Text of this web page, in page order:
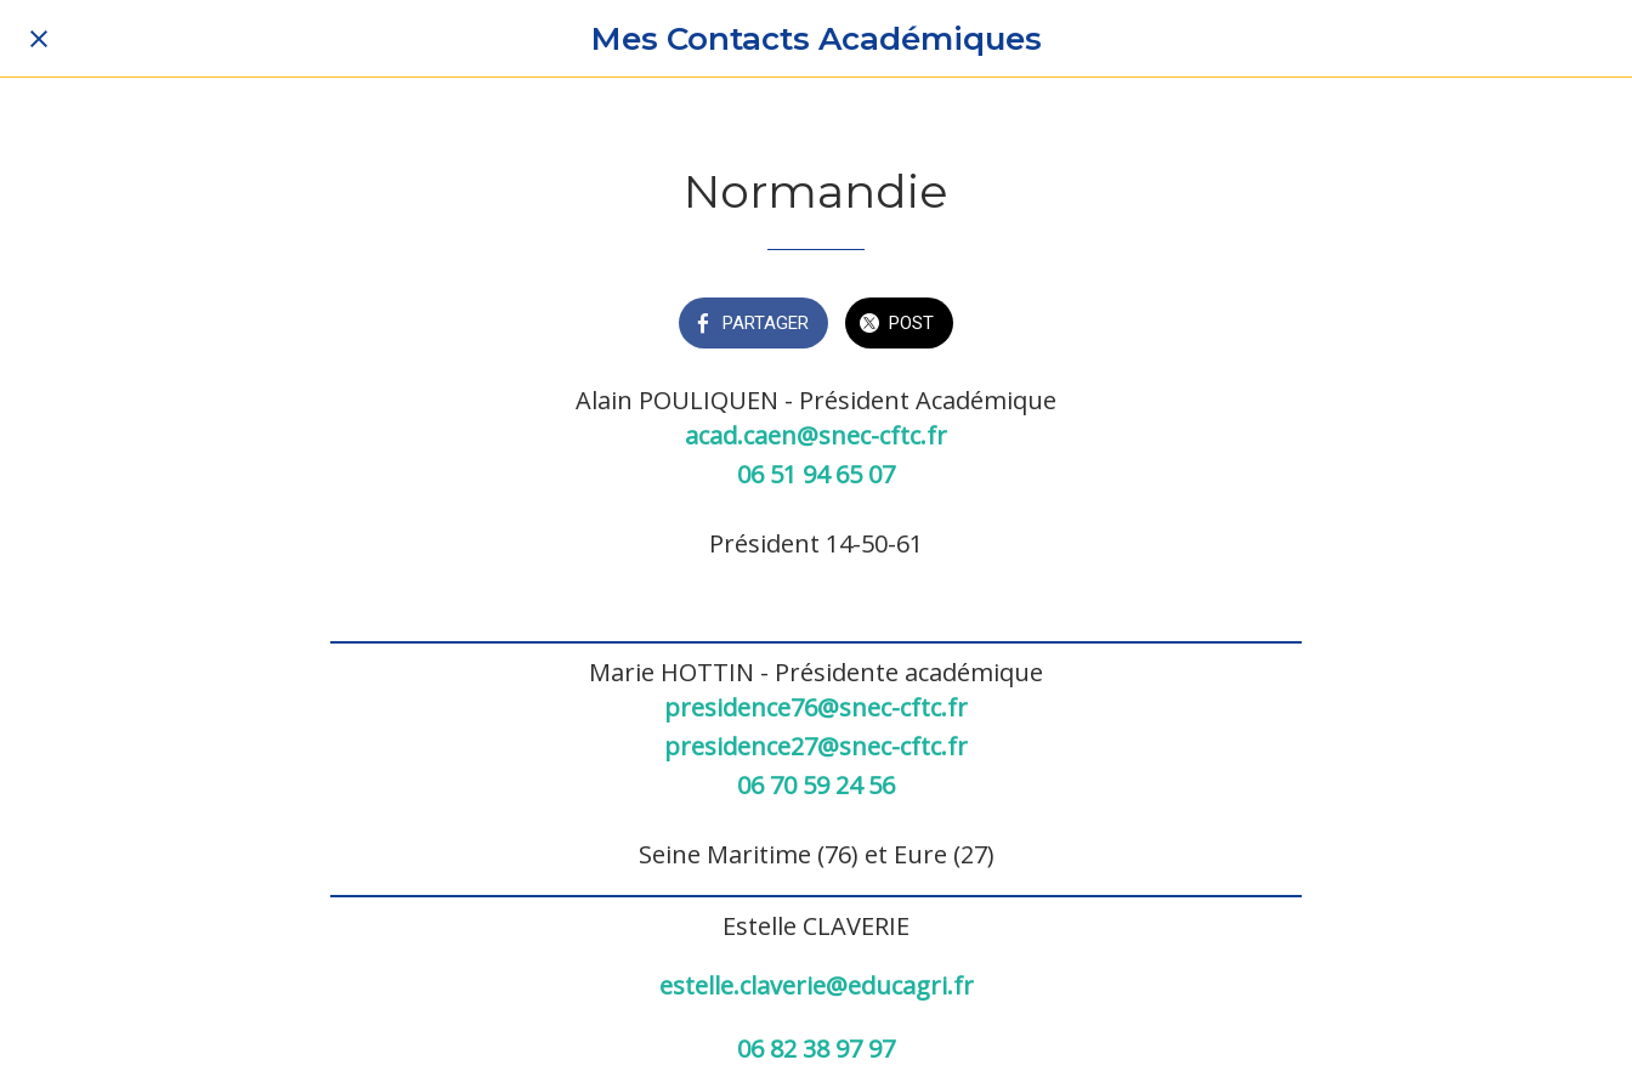
Mes Contacts Académiques
Normandie
PARTAGER POST
Alain POULIQUEN - Président Académique
acad.caen@snec-cftc.fr
06 51 94 65 07
Président 14-50-61
Marie HOTTIN - Présidente académique
presidence76@snec-cftc.fr
presidence27@snec-cftc.fr
06 70 59 24 56
Seine Maritime (76) et Eure (27)
Estelle CLAVERIE
estelle.claverie@educagri.fr
06 82 38 97 97